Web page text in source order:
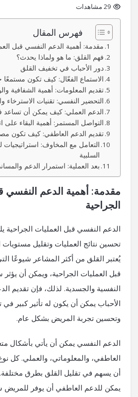
29 مشاهدات
فهرس المقال
مقدمة: أهمية الدعم النفسي قبل
فهم القلق: ما هو ولماذا يحدث؟
دور الأحباب في تخفيف القلق
الاستماع الفعّال: كيف تكون مستمعًا
تقديم المعلومات: أهمية الشفافية
التحضير النفسي: تقنيات الاسترخاء
الدعم العملي: كيف يمكن أن تساعد
التواصل المستمر: أهمية البقاء على
تقديم الدعم العاطفي: كيف تكون
التعامل مع المخاوف: استراتيجيات
السلبية
بعد العملية: استمرار الدعم
مقدمة: أهمية الدعم النفسي
الجراحية
الدعم النفسي قبل العمليات الجراحية
تحسين نتائج العمليات وتقليل
يُعتبر القلق من أكثر المشاعر شيوعًا
قبل العمليات الجراحية، ويمكن أن
النفسية والجسدية. لذلك، فإن تقديم
الأحباب يمكن أن يكون له تأثير كبير
وتحسين تجربة المريض بشكل عام.
الدعم النفسي يمكن أن يأتي بأشكال
العاطفي، والمعلوماتي، والعملي. كل
أن يسهم في تقليل القلق بطرق
يمكن للدعم العاطفي أن يوفر للمريض